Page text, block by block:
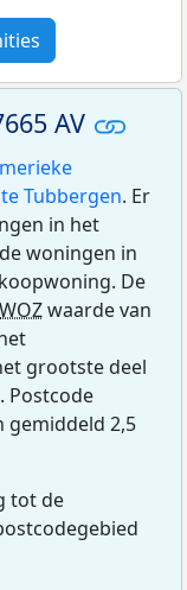
AV
Tubbergen. Er
in het
woningen in
De
WOZwaarde van
grootste deel
Postcode
gemiddeld 2,5
tot de